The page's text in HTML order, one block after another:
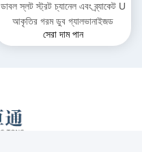
ডাবল স্লট স্ট্রট চ্যানেল এবং ব্র্যাকেট U
আকৃতির গরম ডুব গ্যালভানাইজড
সেরা দাম পান